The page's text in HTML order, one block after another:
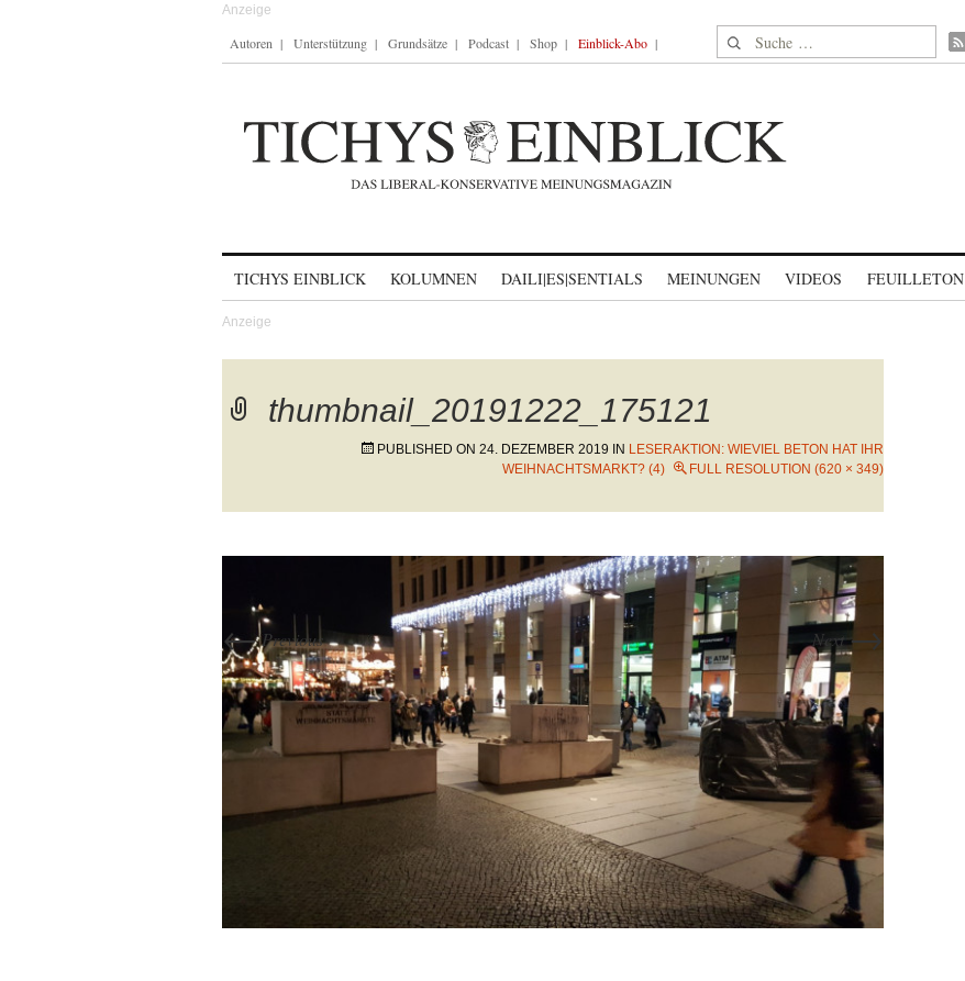
Autoren Unterstützung Grundsätze Podcast Shop Einblick-Abo Suche nach:
TICHYS EINBLICK KOLUMNEN DAILI|ES|SENTIALS MEINUNGEN VIDEOS FEUILLETON
thumbnail_20191222_175121
PUBLISHED ON 24. DEZEMBER 2019 IN LESERAKTION: WIEVIEL BETON HAT IHR
WEIHNACHTSMARKT? (4)
FULL RESOLUTION (620 × 349)
←Previous Next→